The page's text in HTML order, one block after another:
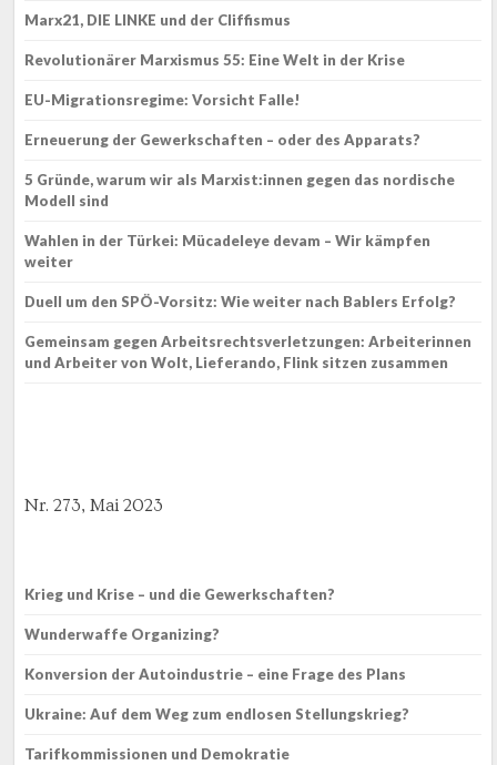
Marx21, DIE LINKE und der Cliffismus
Revolutionärer Marxismus 55: Eine Welt in der Krise
EU-Migrationsregime: Vorsicht Falle!
Erneuerung der Gewerkschaften – oder des Apparats?
5 Gründe, warum wir als Marxist:innen gegen das nordische
Modell sind
Wahlen in der Türkei: Mücadeleye devam – Wir kämpfen
weiter
Duell um den SPÖ-Vorsitz: Wie weiter nach Bablers Erfolg?
Gemeinsam gegen Arbeitsrechtsverletzungen: Arbeiterinnen
und Arbeiter von Wolt, Lieferando, Flink sitzen zusammen
Nr. 273, Mai 2023
Krieg und Krise – und die Gewerkschaften?
Wunderwaffe Organizing?
Konversion der Autoindustrie – eine Frage des Plans
Ukraine: Auf dem Weg zum endlosen Stellungskrieg?
Tarifkommissionen und Demokratie